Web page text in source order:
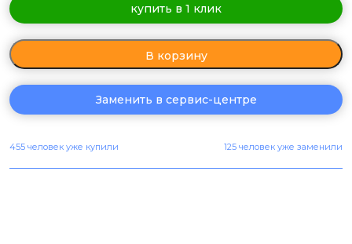
купить в 1 клик
В корзину
Заменить в сервис-центре
455 человек уже купили 125 человек уже заменили